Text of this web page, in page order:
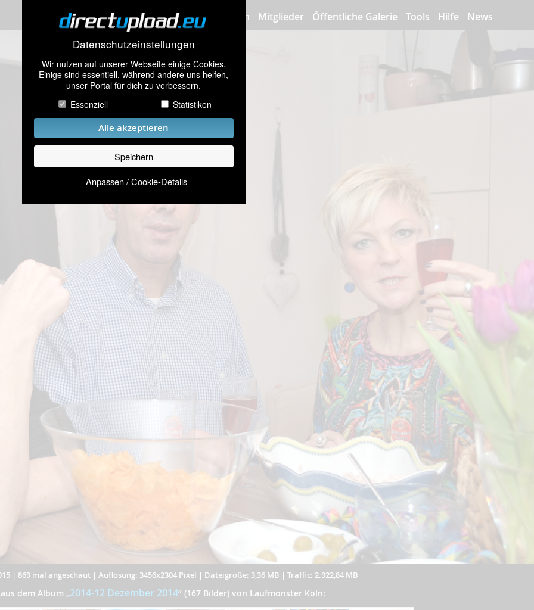
Datenschutzeinstellungen
Wir nutzen auf unserer Webseite einige Cookies.
Einige sind essentiell, während andere uns helfen,
unser Portal für dich zu verbessern.
Essenziell
Statistiken
Alle akzeptieren
Speichern
Anpassen / Cookie-Details
Bilder hochladen Mitglieder Öffentliche Galerie Tools Hilfe News
| 869 mal angeschaut| Auflösung: 3456x2304 Pixel | Dateigröße: 3,36 MB | Traffic: 2.922,84 MB
dem Album „2014-12 Dezember 2014” (167 Bilder) von Laufmonster Köln: